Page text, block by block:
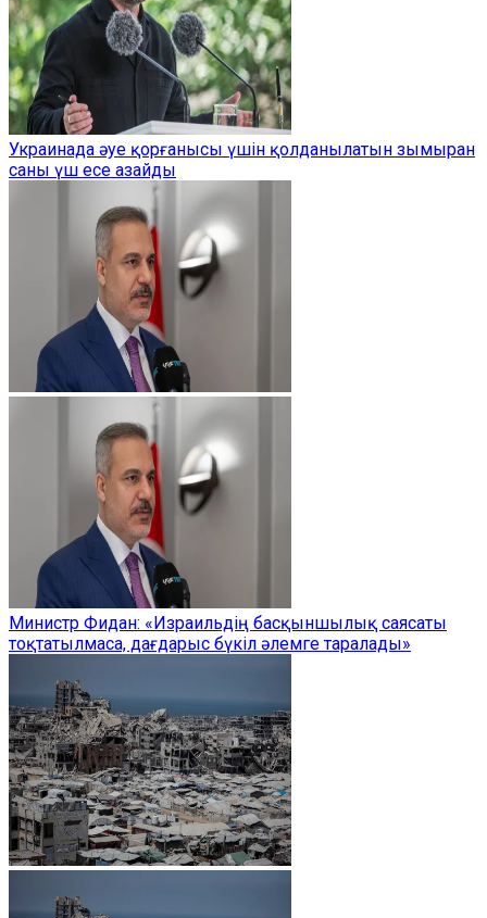
Украинада әуе қорғанысы үшін қолданылатын зымыран
саны үш есе азайды
Министр Фидан: «Израильдің басқыншылық саясаты
тоқтатылмаса, дағдарыс бүкіл әлемге таралады»